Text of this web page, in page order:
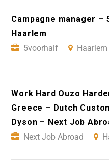
Campagne manager –
Haarlem
5voorhalf
Haarlem
Work Hard Ouzo
Greece – Dutch
Dyson – Next Job
Next Job Abroad